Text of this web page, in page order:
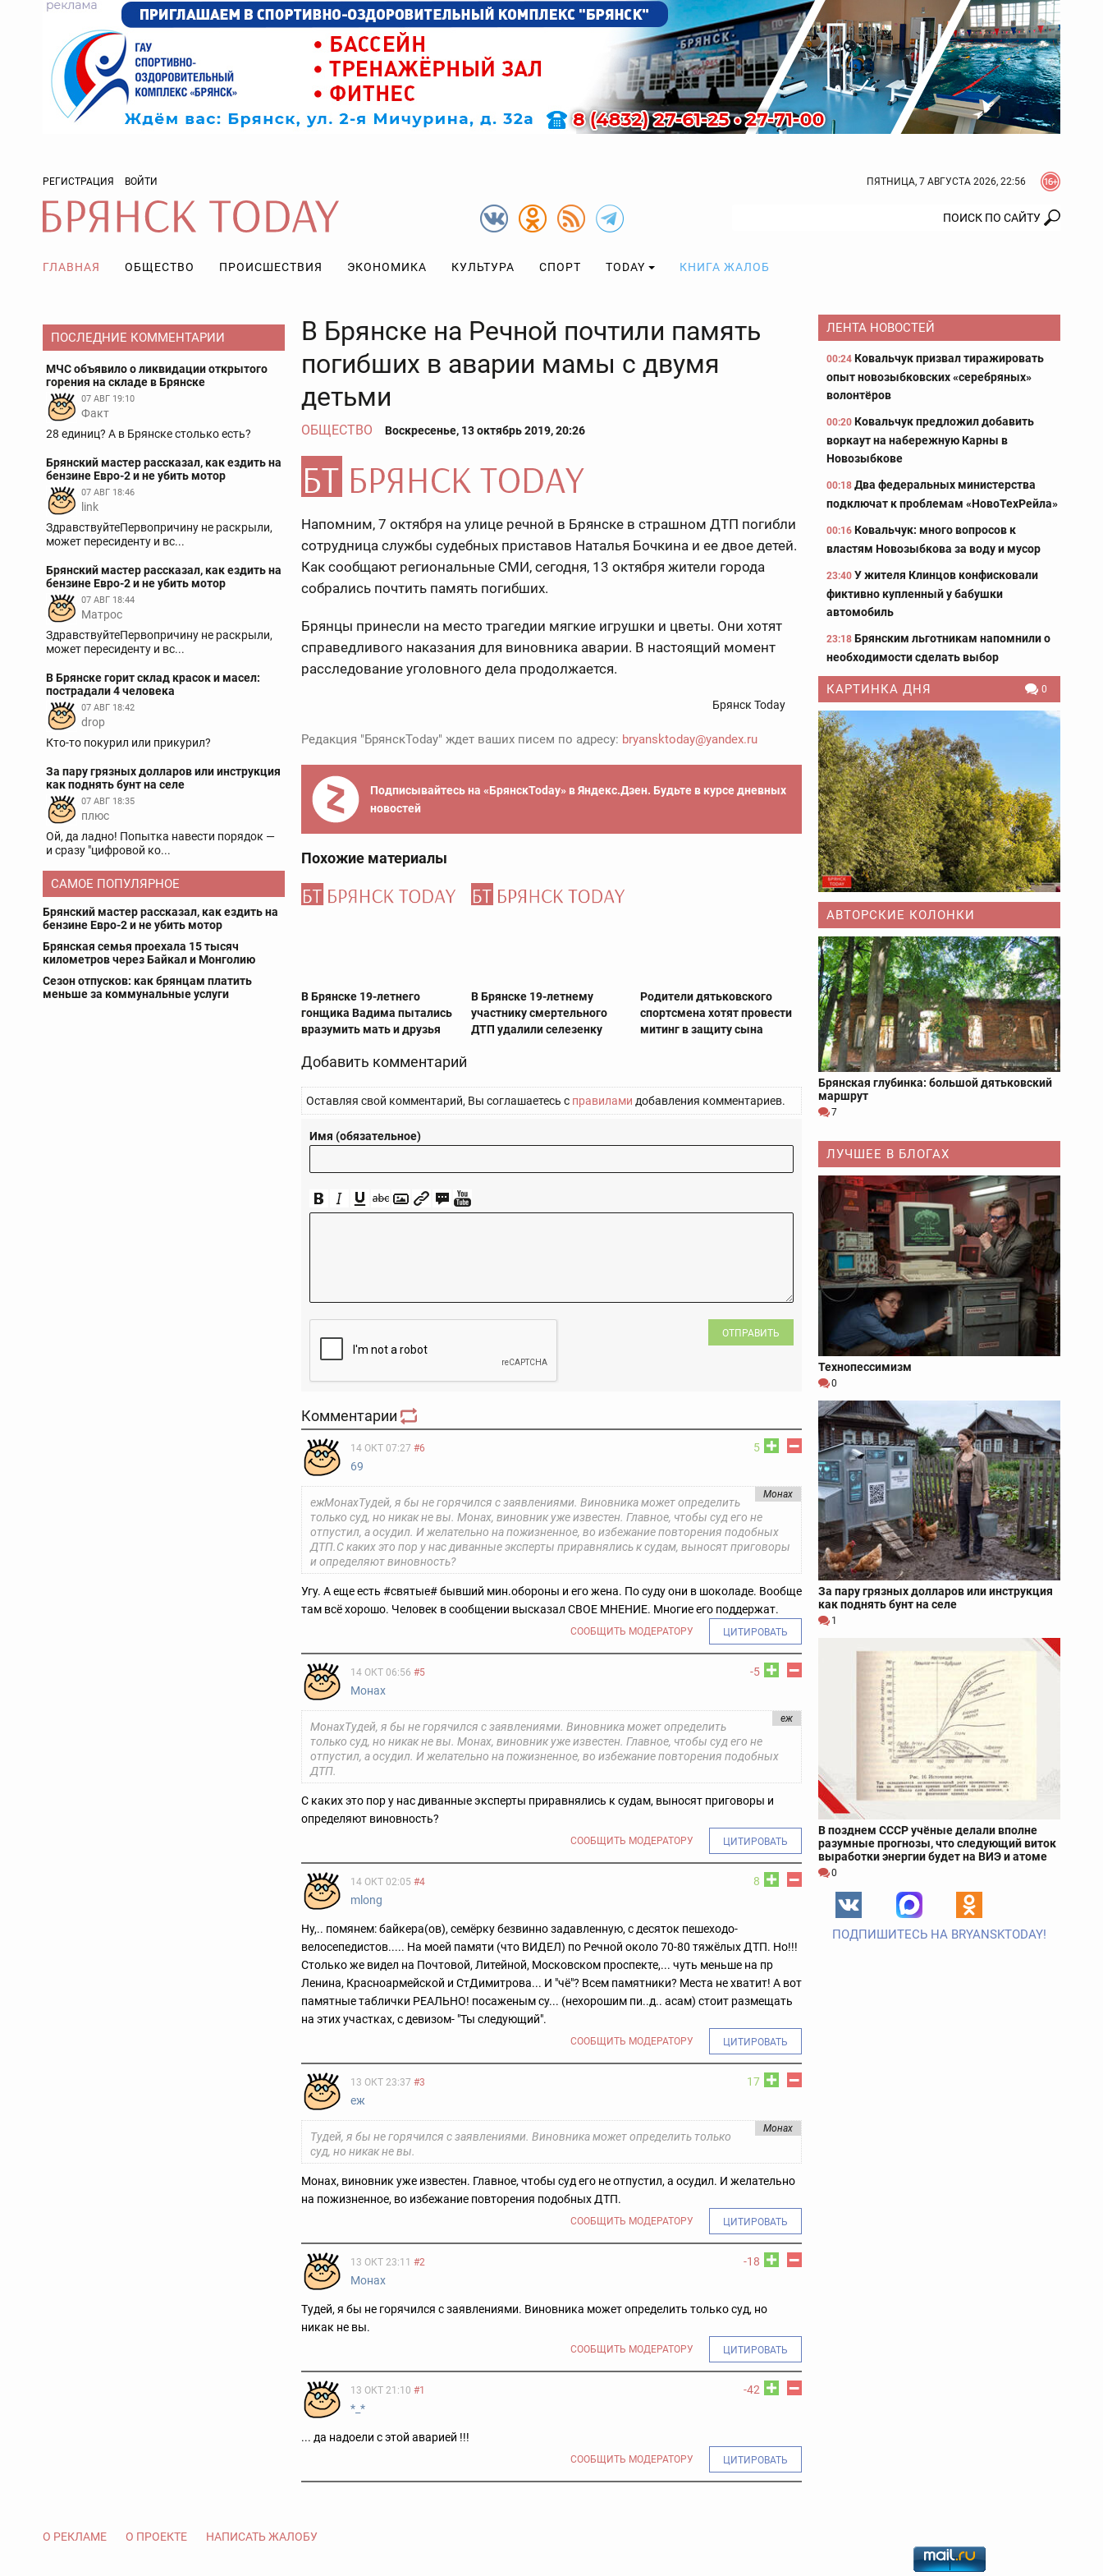
РЕГИСТРАЦИЯ ВОЙТИ ПЯТНИЦА, 7 АВГУСТА 2026, 22:56
ГЛАВНАЯ ОБЩЕСТВО ПРОИСШЕСТВИЯ ЭКОНОМИКА КУЛЬТУРА СПОРТ TODAY КНИГА ЖАЛОБ
ПОСЛЕДНИЕ КОММЕНТАРИИ
МЧС объявило о ликвидации открытого
горения на складе в Брянске
07 АВГ 19:10
Факт
28 единиц? А в Брянске столько есть?
Брянский мастер рассказал, как ездить на
бензине Евро-2 и не убить мотор
07 АВГ 18:46
link
ЗдравствуйтеПервопричину не раскрыли,
может пересиденту и вс...
Брянский мастер рассказал, как ездить на
бензине Евро-2 и не убить мотор
07 АВГ 18:44
Матрос
ЗдравствуйтеПервопричину не раскрыли,
может пересиденту и вс...
В Брянске горит склад красок и масел:
пострадали 4 человека
07 АВГ 18:42
drop
Кто-то покурил или прикурил?
За пару грязных долларов или инструкция
как поднять бунт на селе
07 АВГ 18:35
плюс
Ой, да ладно! Попытка навести порядок —
и сразу "цифровой ко...
САМОЕ ПОПУЛЯРНОЕ
Брянский мастер рассказал, как ездить на
бензине Евро-2 и не убить мотор
Брянская семья проехала 15 тысяч
километров через Байкал и Монголию
Сезон отпусков: как брянцам платить
меньше за коммунальные услуги
В Брянске на Речной почтили память
погибших в аварии мамы с двумя
детьми
ОБЩЕСТВО Воскресенье, 13 октябрь 2019, 20:26
Напомним, 7 октября на улице речной в Брянске в страшном ДТП погибли
сотрудница службы судебных приставов Наталья Бочкина и ее двое детей.
Как сообщают региональные СМИ, сегодня, 13 октября жители города
собрались почтить память погибших.
Брянцы принесли на место трагедии мягкие игрушки и цветы. Они хотят
справедливого наказания для виновника аварии. В настоящий момент
расследование уголовного дела продолжается.
Брянск Today
Редакция "БрянскToday" ждет ваших писем по адресу: bryansktoday@yandex.ru
Подписывайтесь на «БрянскToday» в Яндекс.Дзен. Будьте в курсе дневных
новостей
Похожие материалы
В Брянске 19-летнего
гонщика Вадима пытались
вразумить мать и друзья
В Брянске 19-летнему
участнику смертельного
ДТП удалили селезенку
Родители дятьковского
спортсмена хотят провести
митинг в защиту сына
Добавить комментарий
Оставляя свой комментарий, Вы соглашаетесь с правилами добавления комментариев.
Имя (обязательное)
ОТПРАВИТЬ
Комментарии
5
14 ОКТ 07:27 #6
69
Монах
ежМонахТудей, я бы не горячился с заявлениями. Виновника может определить
только суд, но никак не вы. Монах, виновник уже известен. Главное, чтобы суд его не
отпустил, а осудил. И желательно на пожизненное, во избежание повторения подобных
ДТП.С каких это пор у нас диванные эксперты приравнялись к судам, выносят приговоры
и определяют виновность?
Угу. А еще есть #святые# бывший мин.обороны и его жена. По суду они в шоколаде. Вообще
там всё хорошо. Человек в сообщении высказал СВОЕ МНЕНИЕ. Многие его поддержат.
СООБЩИТЬ МОДЕРАТОРУ ЦИТИРОВАТЬ
-5
14 ОКТ 06:56 #5
Монах
еж
МонахТудей, я бы не горячился с заявлениями. Виновника может определить
только суд, но никак не вы. Монах, виновник уже известен. Главное, чтобы суд его не
отпустил, а осудил. И желательно на пожизненное, во избежание повторения подобных
ДТП.
С каких это пор у нас диванные эксперты приравнялись к судам, выносят приговоры и
определяют виновность?
СООБЩИТЬ МОДЕРАТОРУ ЦИТИРОВАТЬ
8
14 ОКТ 02:05 #4
mlong
Ну,.. помянем: байкера(ов), семёрку безвинно задавленную, с десяток пешеходо-
велосепедистов..... На моей памяти (что ВИДЕЛ) по Речной около 70-80 тяжёлых ДТП. Но!!!
Столько же видел на Почтовой, Литейной, Московском проспекте,... чуть меньше на пр
Ленина, Красноармейской и СтДимитрова... И "чё"? Всем памятники? Места не хватит! А вот
памятные таблички РЕАЛЬНО! посаженым су... (нехорошим пи..д.. асам) стоит размещать
на этих участках, с девизом- "Ты следующий".
СООБЩИТЬ МОДЕРАТОРУ ЦИТИРОВАТЬ
17
13 ОКТ 23:37 #3
еж
Монах
Тудей, я бы не горячился с заявлениями. Виновника может определить только
суд, но никак не вы.
Монах, виновник уже известен. Главное, чтобы суд его не отпустил, а осудил. И желательно
на пожизненное, во избежание повторения подобных ДТП.
СООБЩИТЬ МОДЕРАТОРУ ЦИТИРОВАТЬ
-18
13 ОКТ 23:11 #2
Монах
Тудей, я бы не горячился с заявлениями. Виновника может определить только суд, но
никак не вы.
СООБЩИТЬ МОДЕРАТОРУ ЦИТИРОВАТЬ
-42
13 ОКТ 21:10 #1
*_*
... да надоели с этой аварией !!!
СООБЩИТЬ МОДЕРАТОРУ ЦИТИРОВАТЬ
ЛЕНТА НОВОСТЕЙ
00:24 Ковальчук призвал тиражировать
опыт новозыбковских «серебряных»
волонтёров
00:20 Ковальчук предложил добавить
воркаут на набережную Карны в
Новозыбкове
00:18 Два федеральных министерства
подключат к проблемам «НовоТехРейла»
00:16 Ковальчук: много вопросов к
властям Новозыбкова за воду и мусор
23:40 У жителя Клинцов конфисковали
фиктивно купленный у бабушки
автомобиль
23:18 Брянским льготникам напомнили о
необходимости сделать выбор
КАРТИНКА ДНЯ 0
АВТОРСКИЕ КОЛОНКИ
Брянская глубинка: большой дятьковский
маршрут
7
ЛУЧШЕЕ В БЛОГАХ
Технопессимизм
0
За пару грязных долларов или инструкция
как поднять бунт на селе
1
В позднем СССР учёные делали вполне
разумные прогнозы, что следующий виток
выработки энергии будет на ВИЭ и атоме
0
ПОДПИШИТЕСЬ НА BRYANSKTODAY!
О РЕКЛАМЕ О ПРОЕКТЕ НАПИСАТЬ ЖАЛОБУ